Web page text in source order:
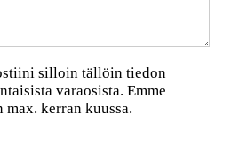
silloin tällöin tiedon
varaosista. Emme
max. kerran kuussa.